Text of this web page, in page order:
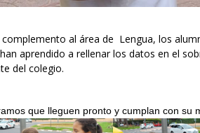
al área de Lengua, los
aprendido a rellenar los datos en el
del colegio.
que lleguen pronto y cumplan con su